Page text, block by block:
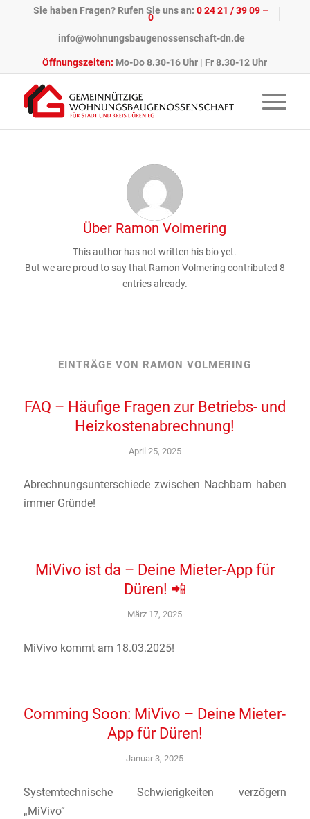
Sie haben Fragen? Rufen Sie uns an:0 24 21 / 39 09 –
0
info@wohnungsbaugenossenschaft-dn.de
Öffnungszeiten: Mo-Do 8.30-16 Uhr | Fr 8.30-12 Uhr
Über Ramon Volmering
This author has not written his bio yet.
But we are proud to say that Ramon Volmering contributed 8
entries already.
EINTRÄGE VON RAMON VOLMERING
FAQ – Häufige Fragen zur Betriebs- und
Heizkostenabrechnung!
April 25, 2025
Abrechnungsunterschiede zwischen Nachbarn haben
immer Gründe!
MiVivo ist da – Deine Mieter-App für
Düren! 📲
März 17, 2025
MiVivo kommt am 18.03.2025!
Comming Soon: MiVivo – Deine Mieter-
App für Düren!
Januar 3, 2025
Systemtechnische Schwierigkeiten verzögern
„MiVivo“